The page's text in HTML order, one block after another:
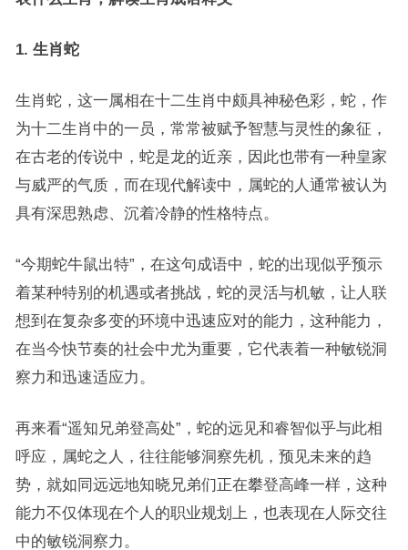
1. 生肖蛇
生肖蛇，这一属相在十二生肖中颇具神秘色彩，蛇，作
为十二生肖中的一员，常常被赋予智慧与灵性的象征，
在古老的传说中，蛇是龙的近亲，因此也带有一种皇家
与威严的气质，而在现代解读中，属蛇的人通常被认为
具有深思熟虑、沉着冷静的性格特点。
“今期蛇牛鼠出特”，在这句成语中，蛇的出现似乎预示
着某种特别的机遇或者挑战，蛇的灵活与机敏，让人联
想到在复杂多变的环境中迅速应对的能力，这种能力，
在当今快节奏的社会中尤为重要，它代表着一种敏锐洞
察力和迅速适应力。
再来看“遥知兄弟登高处”，蛇的远见和睿智似乎与此相
呼应，属蛇之人，往往能够洞察先机，预见未来的趋
势，就如同远远地知晓兄弟们正在攀登高峰一样，这种
能力不仅体现在个人的职业规划上，也表现在人际交往
中的敏锐洞察力。